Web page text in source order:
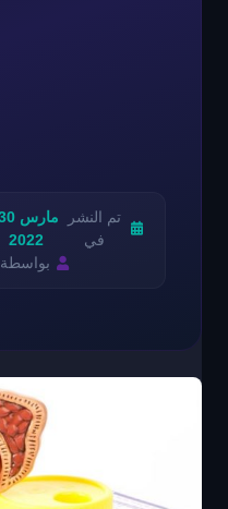
تم النشر
في
2022
بواسطة